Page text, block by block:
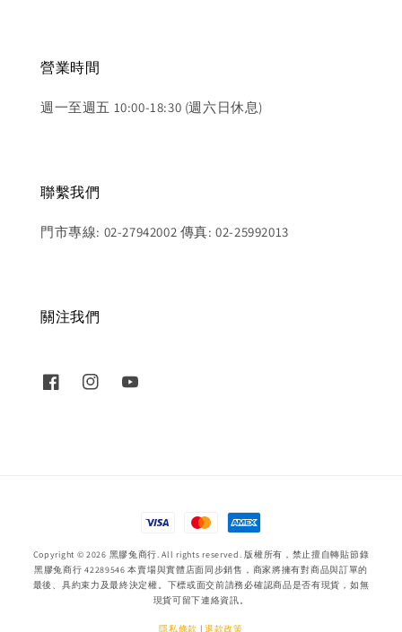
營業時間
週一至週五 10:00-18:30 (週六日休息)
聯繫我們
門市專線: 02-27942002 傳真: 02-25992013
關注我們
Copyright © 2026 黑膠兔商行. All rights reserved. 版權所有，禁止擅自轉貼節錄
黑膠兔商行 42289546 本賣場與實體店面同步銷售，商家將擁有對商品與訂單的
最後、具約束力及最終決定權。下標或面交前請務必確認商品是否有現貨，如無
現貨可留下連絡資訊。
隱私條款 |退款政策